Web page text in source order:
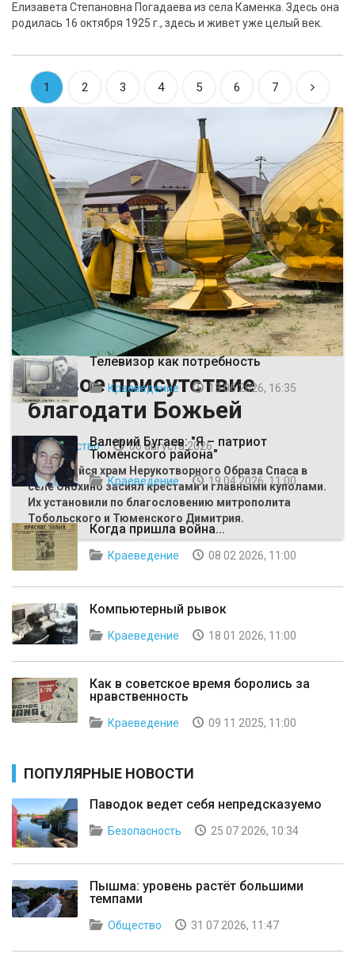
Елизавета Степановна Погадаева из села Каменка. Здесь она
родилась 16 октября 1925 г., здесь и живет уже целый век.
1 2 3 4 5 6 7
Живое присутствие
благодати Божьей
Общество
06 августа 2026
Строящийся храм Нерукотворного Образа Спаса в
селе Онохино засиял крестами и главными куполами.
Их установили по благословению митрополита
Тобольского и Тюменского Димитрия.
ВЫБОР РЕДАКЦИИ
Телевизор как потребность
Краеведение 13 06 2026, 16:35
Валерий Бугаев: "Я – патриот
Тюменского района"
Краеведение 19 04 2026, 11:00
Когда пришла война...
Краеведение 08 02 2026, 11:00
Компьютерный рывок
Краеведение 18 01 2026, 11:00
Как в советское время боролись за
нравственность
Краеведение 09 11 2025, 11:00
ПОПУЛЯРНЫЕ НОВОСТИ
Паводок ведет себя непредсказуемо
Безопасность 25 07 2026, 10:34
Пышма: уровень растёт большими
темпами
Общество 31 07 2026, 11:47